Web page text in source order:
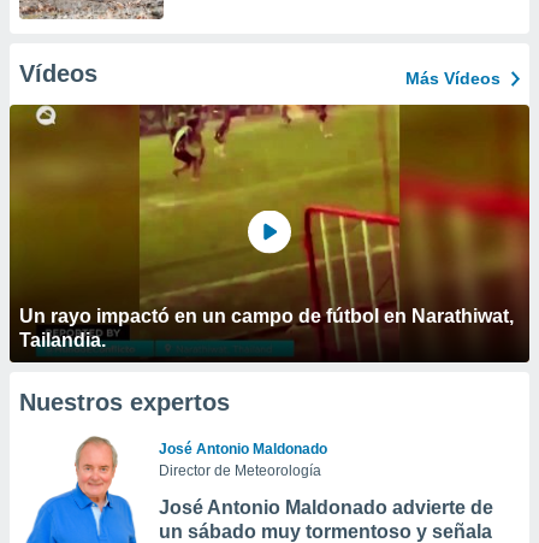
Vídeos Más Vídeos
Un rayo impactó en un campo de fútbol en Narathiwat,
Tailandia.
Nuestros expertos
José Antonio Maldonado
Director de Meteorología
José Antonio Maldonado advierte de
un sábado muy tormentoso y señala